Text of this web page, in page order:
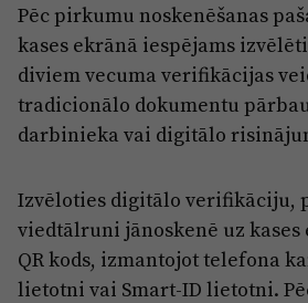
Pēc pirkumu noskenēšanas
kases ekrānā iespējams
diviem vecuma verifikācijas
tradicionālo dokumentu
darbinieka vai digitālo
Izvēloties digitālo verifikāciju,
viedtālruni jānoskenē uz
QR kods, izmantojot telefona
lietotni vai Smart-ID lietotni.